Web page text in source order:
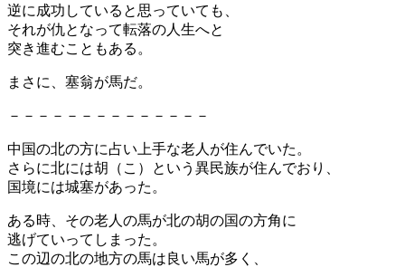
逆に成功していると思っていても、
それが仇となって転落の人生へと
突き進むこともある。
まさに、塞翁が馬だ。
－－－－－－－－－－－－－－
中国の北の方に占い上手な老人が住んでいた。
さらに北には胡（こ）という異民族が住んでおり、
国境には城塞があった。
ある時、その老人の馬が北の胡の国の方角に
逃げていってしまった。
この辺の北の地方の馬は良い馬が多く、